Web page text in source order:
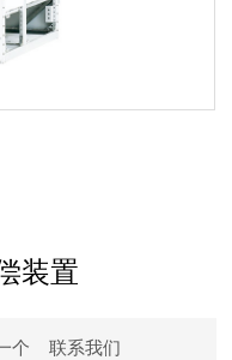
装置
个 联系我们